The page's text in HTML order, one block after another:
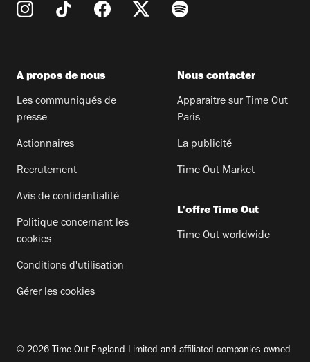
A propos de nous
Les communiqués de
presse
Actionnaires
Recrutement
Avis de confidentialité
Politique concernant les
cookies
Conditions d'utilisation
Gérer les cookies
Nous contacter
Apparaitre sur Time Out
Paris
La publicité
Time Out Market
L'offre Time Out
Time Out worldwide
© 2026 Time Out England Limited and affiliated companies owned